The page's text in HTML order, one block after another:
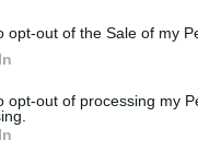
opt-out of the Sale of my
opt-out of processing my
και τα
στο
τον κόσμο μας αλλιώς